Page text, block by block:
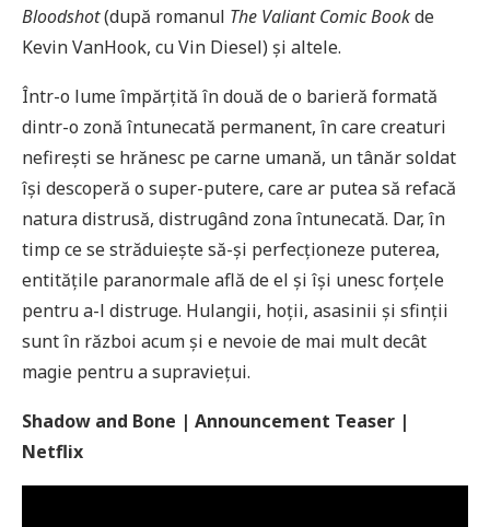
Bloodshot(după romanul The Valiant Comic Bookde
Kevin VanHook, cu Vin Diesel) și altele.
Într-o lume împărțită în două de o barieră formată
dintr-o zonă întunecată permanent, în care creaturi
nefirești se hrănesc pe carne umană, un tânăr soldat
își descoperă o super-putere, care ar putea să refacă
natura distrusă, distrugând zona întunecată. Dar, în
timp ce se străduiește să-și perfecționeze puterea,
entitățile paranormale află de el și își unesc forțele
pentru a-l distruge. Hulangii, hoții, asasinii și sfinții
sunt în război acum și e nevoie de mai mult decât
magie pentru a supraviețui.
Shadow and Bone | Announcement Teaser |
Netflix